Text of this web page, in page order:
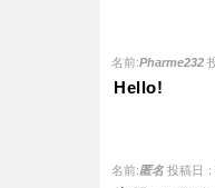
名前:Pharme232
Hello!
名前:匿名 投稿日